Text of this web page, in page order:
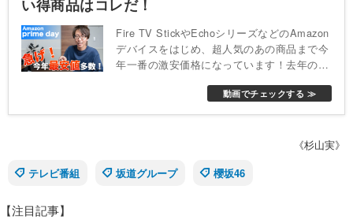
い得商品はコレだ！
Fire TV StickやEchoシリーズなどのAmazon
デバイスをはじめ、超人気のあの商品まで今
年一番の激安価格になっています！去年のプ
クションカメラ、Beatsのワイヤレスヘッド
ホンなど、今年もセール対象商品になってい
動画でチェックする ≫
《杉山実》
テレビ番組
坂道グループ 櫻坂46
【注目記事】